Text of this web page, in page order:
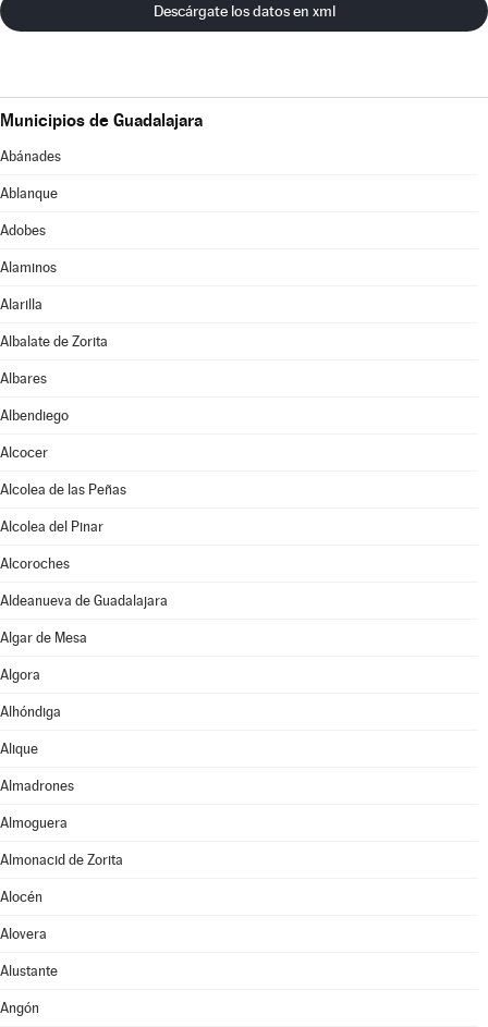
Descárgate los datos en xml
Municipios de Guadalajara
Abánades
Ablanque
Adobes
Alaminos
Alarilla
Albalate de Zorita
Albares
Albendiego
Alcocer
Alcolea de las Peñas
Alcolea del Pinar
Alcoroches
Aldeanueva de Guadalajara
Algar de Mesa
Algora
Alhóndiga
Alique
Almadrones
Almoguera
Almonacid de Zorita
Alocén
Alovera
Alustante
Angón